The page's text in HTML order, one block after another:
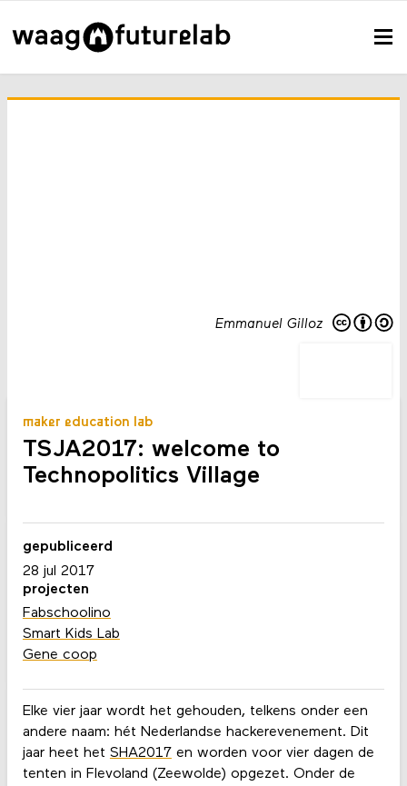
Emmanuel Gilloz
maker education lab
TSJA2017: welcome to
Technopolitics Village
Elke vier jaar wordt het gehouden, telkens onder een
andere naam: hét Nederlandse hackerevenement. Dit
jaar heet het SHA2017 en worden voor vier dagen de
tenten in Flevoland (Zeewolde) opgezet. Onder de
gepubliceerd
28 jul 2017
projecten
Fabschoolino
Smart Kids Lab
Gene coop